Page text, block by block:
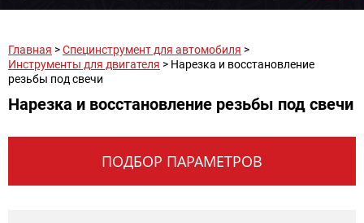
Главная >Специнструмент для автомобиля >
Инструменты для двигателя > Нарезка и восстановление
резьбы под свечи
Нарезка и восстановление резьбы под свечи
ПОДБОР ПАРАМЕТРОВ